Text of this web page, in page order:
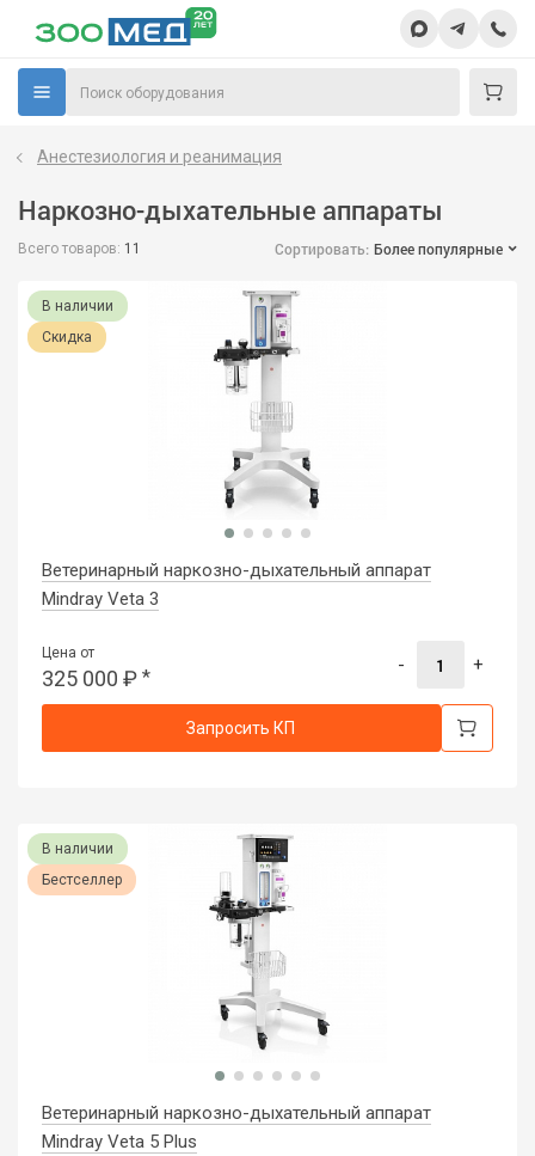
Анестезиология и реанимация
Наркозно-дыхательные аппараты
Сортировать: Более популярные
Всего товаров: 11
В наличии
Скидка
Ветеринарный наркозно-дыхательный аппарат
Mindray Veta 3
Цена от
325 000 ₽ *
- +
Запросить КП
В наличии
Бестселлер
Ветеринарный наркозно-дыхательный аппарат
Mindray Veta 5 Plus